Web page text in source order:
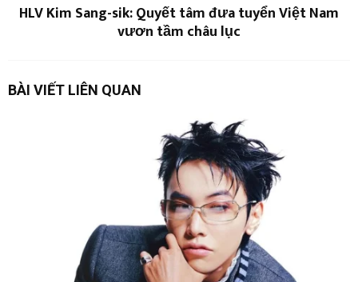
HLV Kim Sang-sik: Quyết tâm đưa tuyển Việt Nam
vươn tầm châu lục
BÀI VIẾT LIÊN QUAN